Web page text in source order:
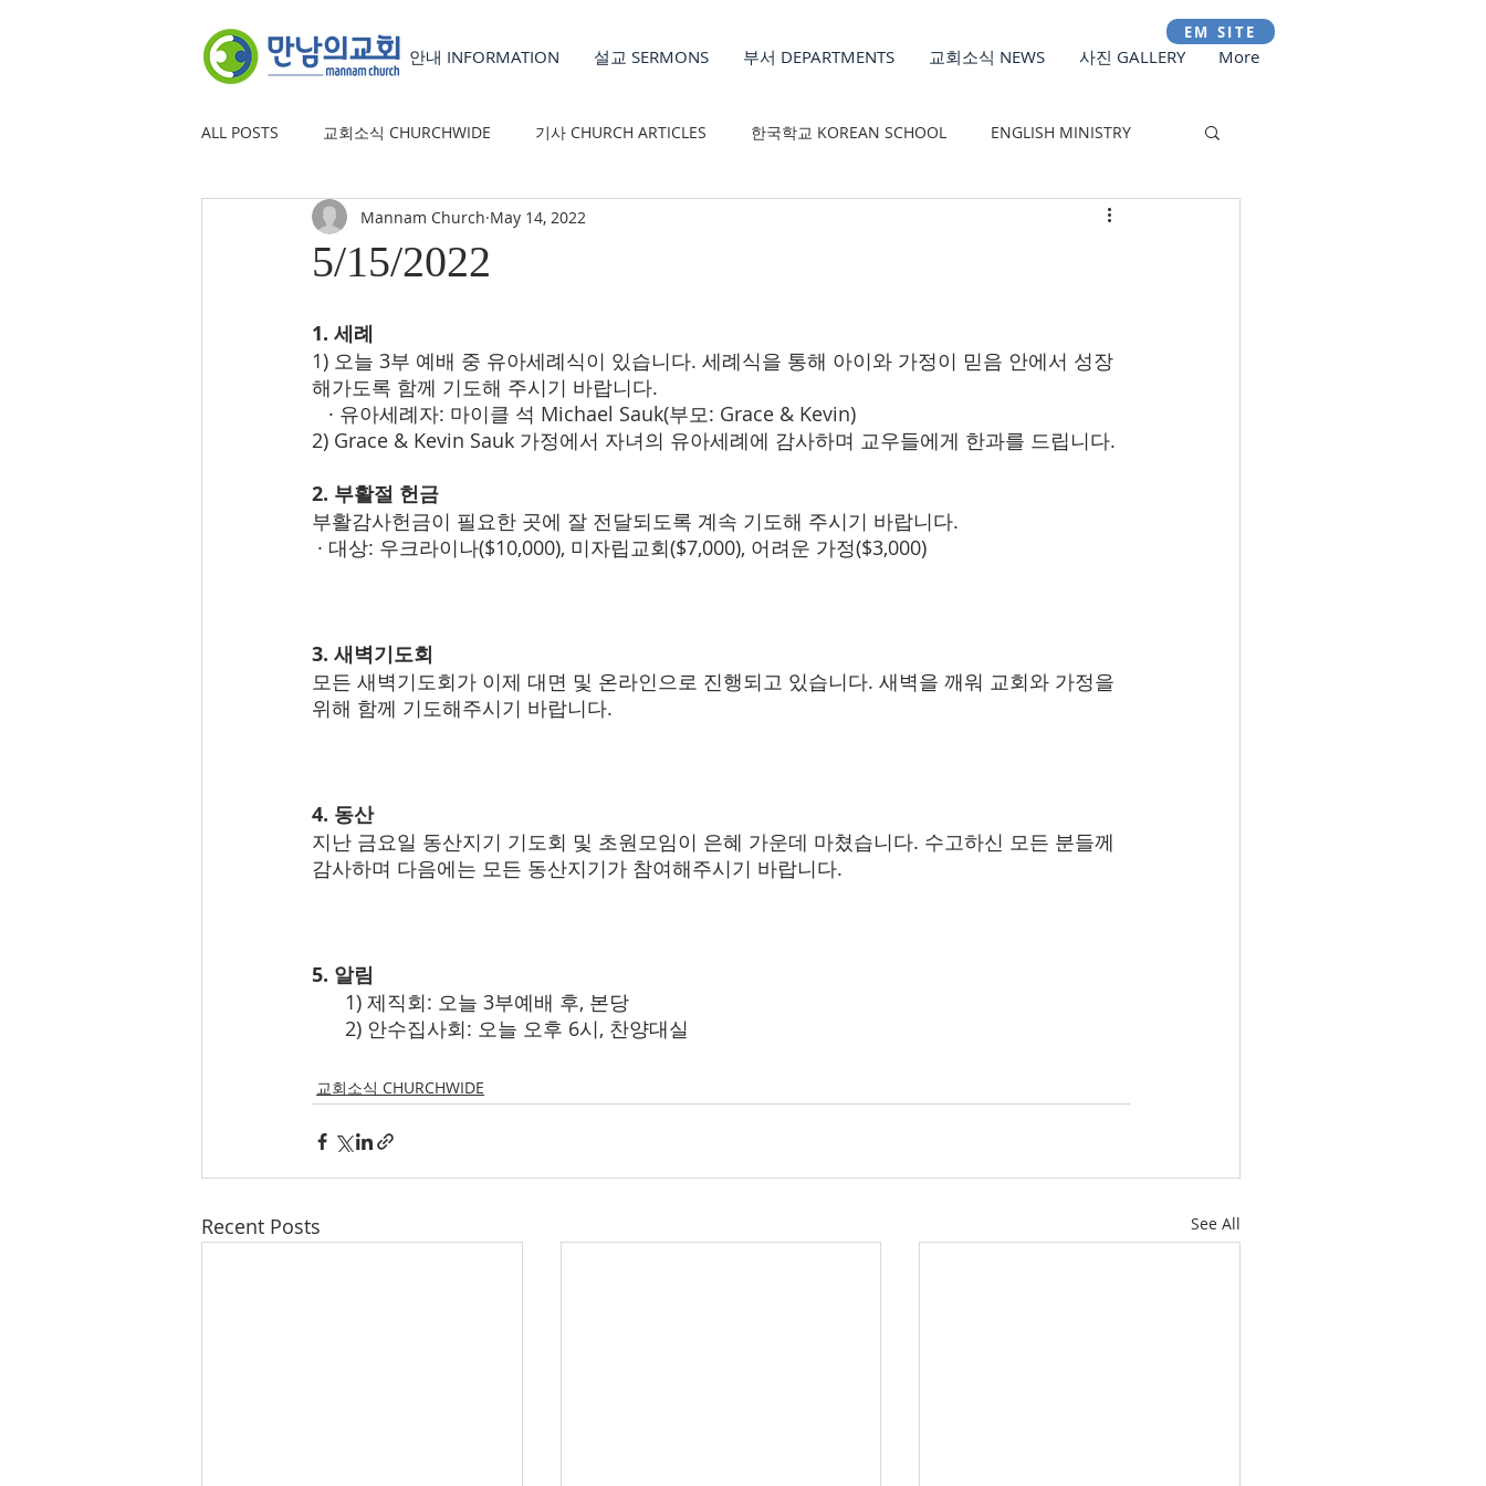
EM SITE
안내 INFORMATION 설교 SERMONS 부서 DEPARTMENTS 교회소식 NEWS 사진 GALLERY More
ALL POSTS 교회소식 CHURCHWIDE 기사 CHURCH ARTICLES 한국학교 KOREAN SCHOOL ENGLISH MINISTRY
YOUTH GROUP 유초등부 CHILDREN'S MINISTRY
5/15/2022
Mannam Church May 14, 2022
1. 세례
1) 오늘 3부 예배 중 유아세례식이 있습니다. 세례식을 통해 아이와 가정이 믿음 안에서 성장
해가도록 함께 기도해 주시기 바랍니다.
   · 유아세례자: 마이클 석 Michael Sauk(부모: Grace & Kevin)
2) Grace & Kevin Sauk 가정에서 자녀의 유아세례에 감사하며 교우들에게 한과를 드립니다.
2. 부활절 헌금
부활감사헌금이 필요한 곳에 잘 전달되도록 계속 기도해 주시기 바랍니다.
· 대상: 우크라이나($10,000), 미자립교회($7,000), 어려운 가정($3,000)
3. 새벽기도회
모든 새벽기도회가 이제 대면 및 온라인으로 진행되고 있습니다. 새벽을 깨워 교회와 가정을
위해 함께 기도해주시기 바랍니다.
4. 동산
지난 금요일 동산지기 기도회 및 초원모임이 은혜 가운데 마쳤습니다. 수고하신 모든 분들께
감사하며 다음에는 모든 동산지기가 참여해주시기 바랍니다.
5. 알림
      1) 제직회: 오늘 3부예배 후, 본당
      2) 안수집사회: 오늘 오후 6시, 찬양대실
교회소식 CHURCHWIDE
Recent Posts See All